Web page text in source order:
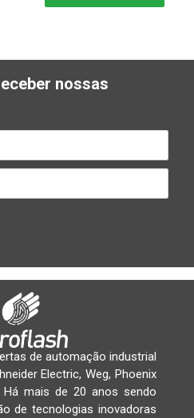
nossas
de automação industrial
Electric, Weg, Phoenix
mais de 20 anos sendo
de tecnologias inovadoras